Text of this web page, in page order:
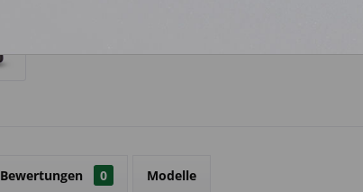
Bewertungen 0 Modelle